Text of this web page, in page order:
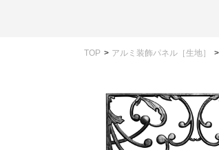
TOP アルミ装飾パネル［生地］